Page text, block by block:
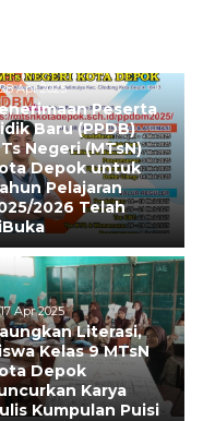
Apr 2025
Peserta
Baru (PPDB)
Negeri (MTsN)
Depok untuk
Pelajaran
2026 Telah
Apr 2025
Literasi,
Kelas 9 MTsN
Depok
Karya
Kumpulan Puisi